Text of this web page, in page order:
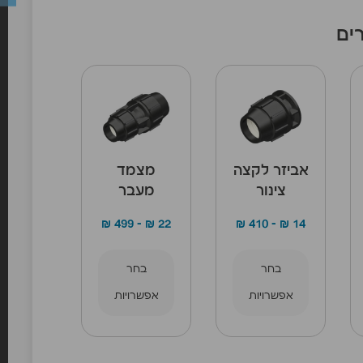
אביזר לקצה
צינור
₪ 14
–
₪ 410
בחר
אפשרויות
מצמד
מעבר
₪ 22
–
₪ 499
בחר
אפשרויות